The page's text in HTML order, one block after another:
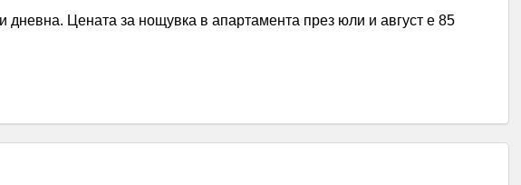
дневна. Цената за нощувка в апартамента през юли и август е 85